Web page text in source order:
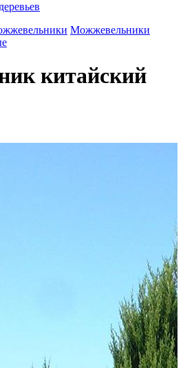
Можжевельники
китайский